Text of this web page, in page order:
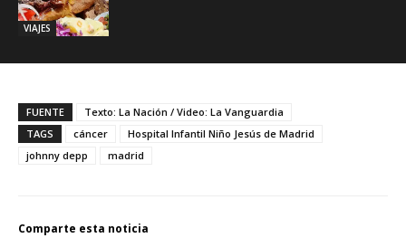
VIAJES
FUENTE
Texto: La Nación / Video: La Vanguardia
TAGS
cáncer
Hospital Infantil Niño Jesús de Madrid
johnny depp
madrid
Comparte esta noticia